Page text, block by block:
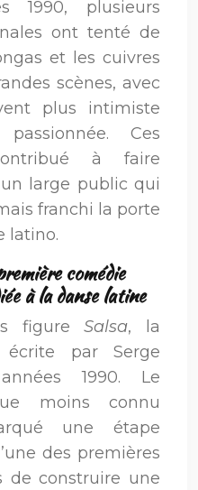
1990, plusieurs
ont tenté de
et les cuivres
scènes, avec
plus intimiste
Ces
à faire
large public qui
franchi la porte
latino.
comédie
à la danse latine
figureSalsa, la
écrite par Serge
1990. Le
moins connu
une étape
des premières
de construire une